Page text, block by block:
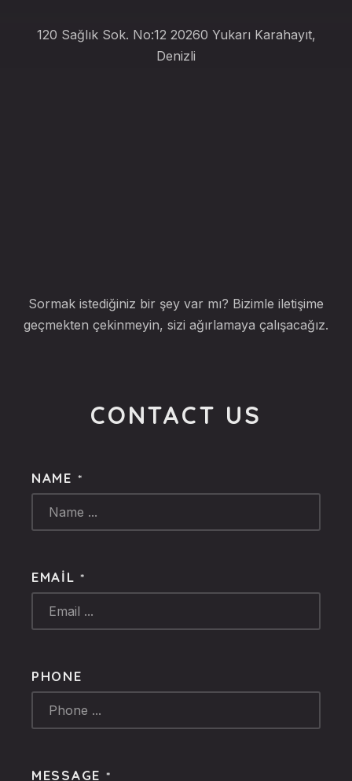
120 Sağlık Sok. No:12 20260 Yukarı Karahayıt,
Denizli
Sormak istediğiniz bir şey var mı? Bizimle iletişime
geçmekten çekinmeyin, sizi ağırlamaya çalışacağız.
CONTACT US
NAME *
EMAIL*
PHONE
MESSAGE *